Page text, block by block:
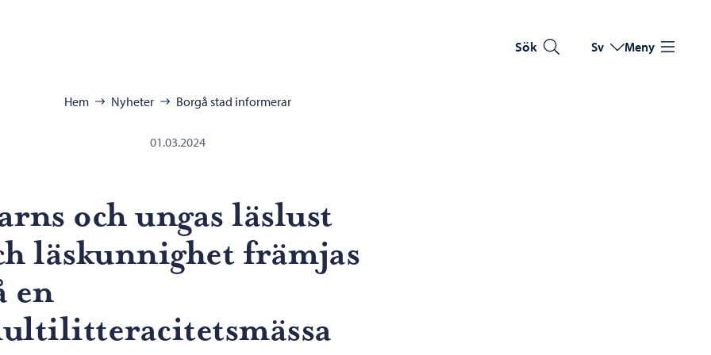
Sök Byt språk
Nuvarande språk:
Sv Meny
Hem Nyheter Borgå stad informerar
01.03.2024
och ungas läslust
läskunnighet främjas
en